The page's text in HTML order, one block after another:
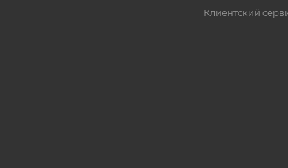
Клиентский